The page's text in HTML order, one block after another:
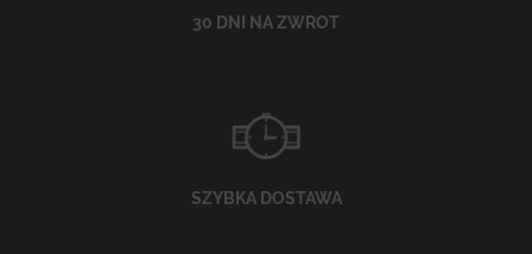
30 DNI NA ZWROT
SZYBKA DOSTAWA